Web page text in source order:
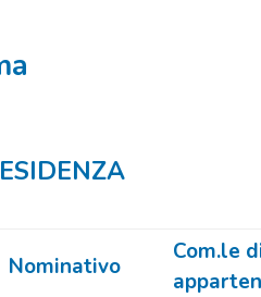
Nominativo
Com.le